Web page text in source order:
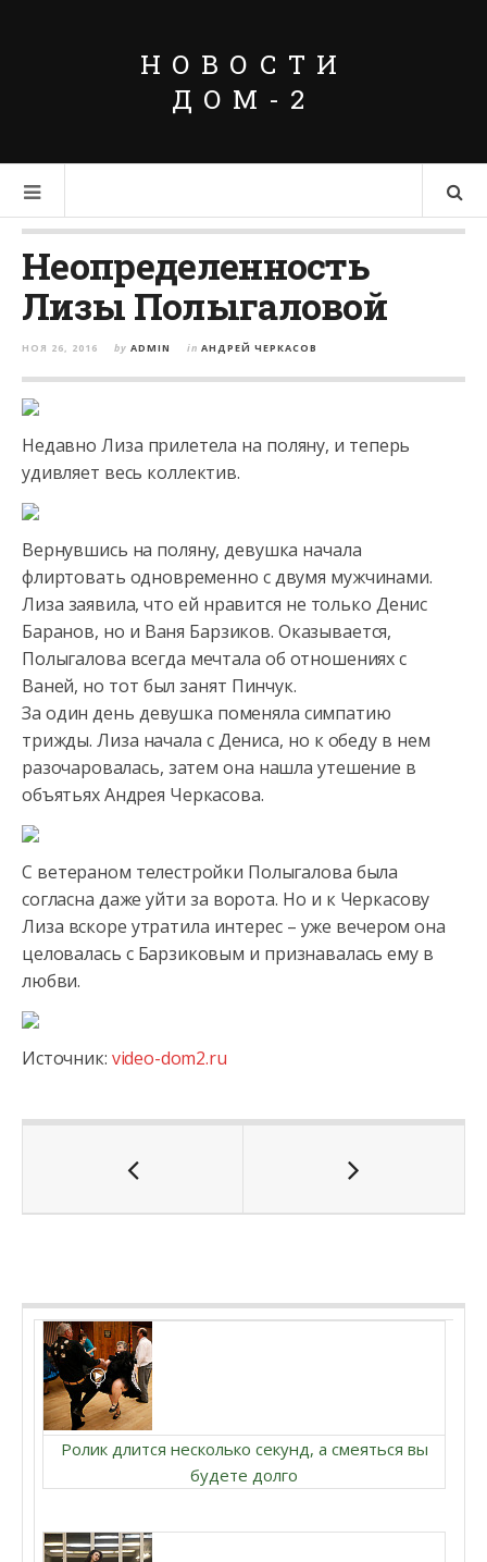
НОВОСТИ
ДОМ-2
Неопределенность
Лизы Полыгаловой
НОЯ 26, 2016 by ADMIN in АНДРЕЙ ЧЕРКАСОВ
Недавно Лиза прилетела на поляну, и теперь
удивляет весь коллектив.
Вернувшись на поляну, девушка начала
флиртовать одновременно с двумя мужчинами.
Лиза заявила, что ей нравится не только Денис
Баранов, но и Ваня Барзиков. Оказывается,
Полыгалова всегда мечтала об отношениях с
Ваней, но тот был занят Пинчук.
За один день девушка поменяла симпатию
трижды. Лиза начала с Дениса, но к обеду в нем
разочаровалась, затем она нашла утешение в
объятьях Андрея Черкасова.
С ветераном телестройки Полыгалова была
согласна даже уйти за ворота. Но и к Черкасову
Лиза вскоре утратила интерес – уже вечером она
целовалась с Барзиковым и признавалась ему в
любви.
Источник: video-dom2.ru
Ролик длится несколько секунд, а смеяться вы
будете долго